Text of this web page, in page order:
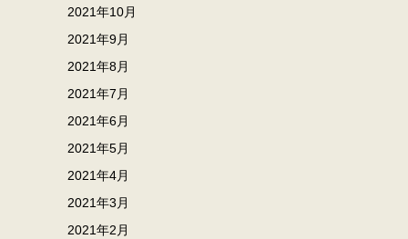
2021年10月
2021年9月
2021年8月
2021年7月
2021年6月
2021年5月
2021年4月
2021年3月
2021年2月